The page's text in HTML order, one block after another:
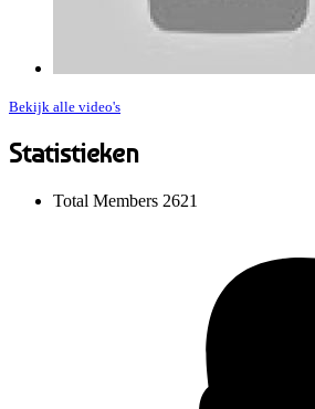
Bekijk alle video's
Statistieken
Total Members 2621